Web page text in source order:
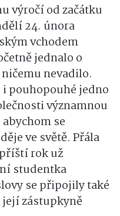
výročí od začátku
24. února
vchodem
jednalo o
nevadilo.
pouhopouhé jedno
významnou
se
ve světě. Přála
rok už
studentka
se připojily také
její zástupkyně